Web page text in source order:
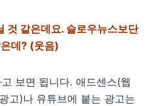
것 같은데요. 슬로우뉴스보단
데? (웃음)
보면 됩니다. 애드센스(웹
고)나 유튜브에 붙는 광고는